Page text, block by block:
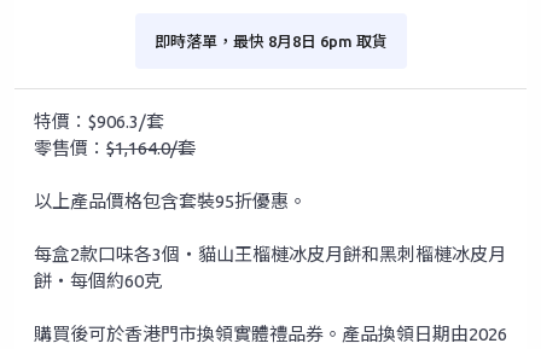
即時落單，最快 8月8日 6pm 取貨
特價：$906.3/套
零售價： $1,164.0/套
以上產品價格包含套裝95折優惠。
每盒2款口味各3個‧貓山王榴槤冰皮月餅和黑刺榴槤冰皮月
餅‧每個約60克
購買後可於香港門市換領實體禮品券。產品換領日期由2026